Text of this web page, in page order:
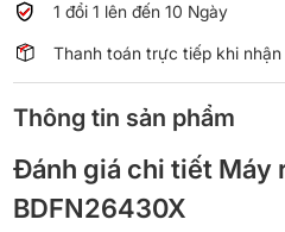
1 đổi 1 lên đến 10 Ngày
Thanh toán trực tiếp khi nhận
Thông tin sản phẩm
Đánh giá chi tiết Máy
BDFN26430X